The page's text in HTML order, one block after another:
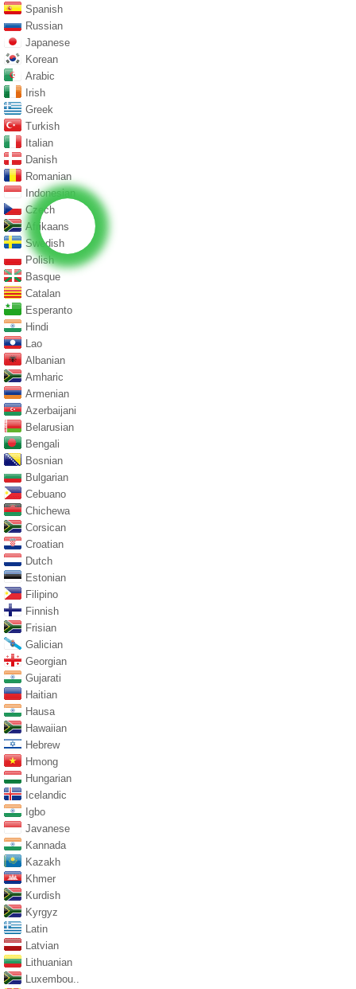
Spanish
Russian
Japanese
Korean
Arabic
Irish
Greek
Turkish
Italian
Danish
Romanian
Indonesian
Czech
Afrikaans
Swedish
Polish
Basque
Catalan
Esperanto
Hindi
Lao
Albanian
Amharic
Armenian
Azerbaijani
Belarusian
Bengali
Bosnian
Bulgarian
Cebuano
Chichewa
Corsican
Croatian
Dutch
Estonian
Filipino
Finnish
Frisian
Galician
Georgian
Gujarati
Haitian
Hausa
Hawaiian
Hebrew
Hmong
Hungarian
Icelandic
Igbo
Javanese
Kannada
Kazakh
Khmer
Kurdish
Kyrgyz
Latin
Latvian
Lithuanian
Luxembou..